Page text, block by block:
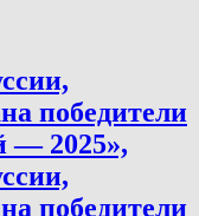
победители
— 2025»,
победители